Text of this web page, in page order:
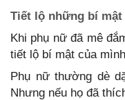
Tiết lộ những bí
Khi phụ nữ đã mê
tiết lộ bí mật của
Phụ nữ thường dè
Nhưng nếu họ đã